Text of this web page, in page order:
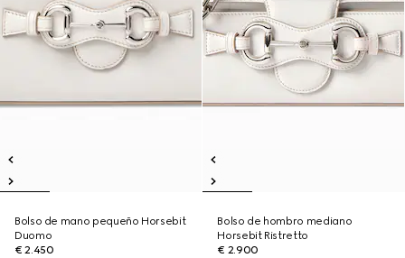
Bolso de mano pequeño Horsebit
Duomo
€ 2.450
Bolso de hombro mediano
Horsebit Ristretto
€ 2.900